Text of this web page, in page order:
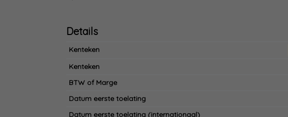
Details
Kenteken
Kenteken
BTW of Marge
Datum eerste toelating
Datum eerste toelating (internationaal)